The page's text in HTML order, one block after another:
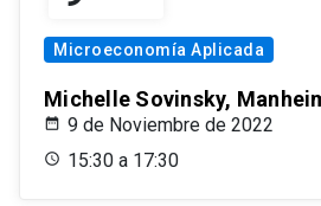
Microeconomía Aplicada
Michelle Sovinsky,
9 de Noviembre de 2022
15:30 a 17:30